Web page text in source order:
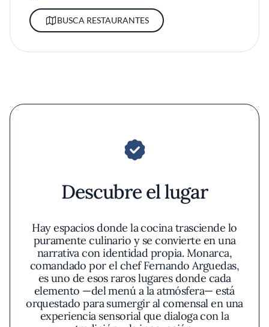
BUSCA RESTAURANTES
Descubre el lugar
Hay espacios donde la cocina trasciende lo
puramente culinario y se convierte en una
narrativa con identidad propia. Monarca,
comandado por el chef Fernando Arguedas,
es uno de esos raros lugares donde cada
elemento —del menú a la atmósfera— está
orquestado para sumergir al comensal en una
experiencia sensorial que dialoga con la